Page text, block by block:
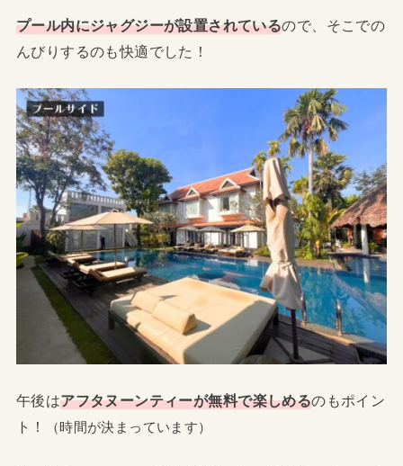
プール内にジャグジーが設置されているので、そこでの
んびりするのも快適でした！
午後はアフタヌーンティーが無料で楽しめるのもポイン
ト！
（時間が決まっています）